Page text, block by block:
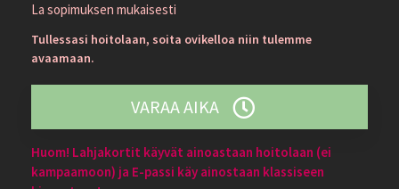
La sopimuksen mukaisesti
Tullessasi hoitolaan, soita ovikelloa niin tulemme
avaamaan.
VARAA AIKA
Huom! Lahjakortit käyvät ainoastaan hoitolaan (ei
kampaamoon) ja E-passi käy ainostaan klassiseen